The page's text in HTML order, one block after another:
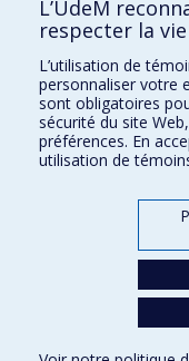
BESOIN D'AIDE?
Plan du site
Signaler une erreur
Accessibilité
FACULTÉ DES ARTS ET
Nos départements et écoles
L’UdeM
respecter la
L’utilisation de
personnaliser votre
sont obligatoires
sécurité du site
préférences. En
utilisation de